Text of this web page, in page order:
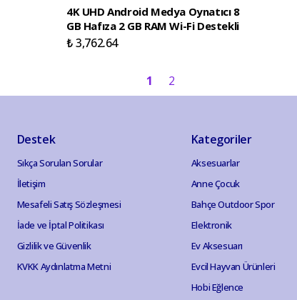
4K UHD Android Medya Oynatıcı 8
GB Hafıza 2 GB RAM Wi-Fi Destekli
₺ 3,762.64
1 2
Destek
Sıkça Sorulan Sorular
İletişim
Mesafeli Satış Sözleşmesi
İade ve İptal Politikası
Gizlilik ve Güvenlik
KVKK Aydınlatma Metni
Kategoriler
Aksesuarlar
Anne Çocuk
Bahçe Outdoor Spor
Elektronik
Ev Aksesuarı
Evcil Hayvan Ürünleri
Hobi Eğlence